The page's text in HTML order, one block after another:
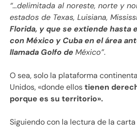
“…delimitada al noreste, norte y
estados de Texas, Luisiana,
Florida, y que se extiende hasta
con México y Cuba en el área
llamada Golfo de México”.
O sea, solo la plataforma
Unidos, «donde ellostienen
porque es su territorio».
Siguiendo con la lectura de la